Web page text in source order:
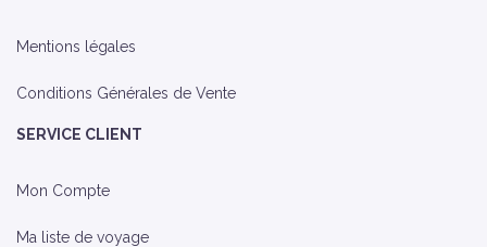
Mentions légales
Conditions Générales de Vente
SERVICE CLIENT
Mon Compte
Ma liste de voyage